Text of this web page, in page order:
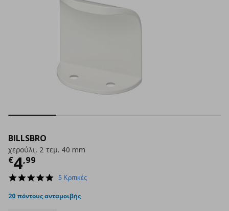
BILLSBRO
χερούλι, 2 τεμ. 40 mm
€4,99
Τρέχουσα τιμή
5.0
rating
5 Κριτικές
20 πόντους ανταμοιβής